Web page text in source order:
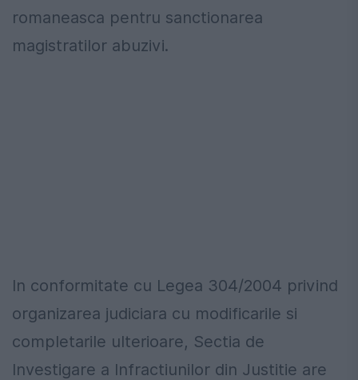
romaneasca pentru sanctionarea
magistratilor abuzivi.
In conformitate cu Legea 304/2004 privind
organizarea judiciara cu modificarile si
completarile ulterioare, Sectia de
Investigare a Infractiunilor din Justitie are